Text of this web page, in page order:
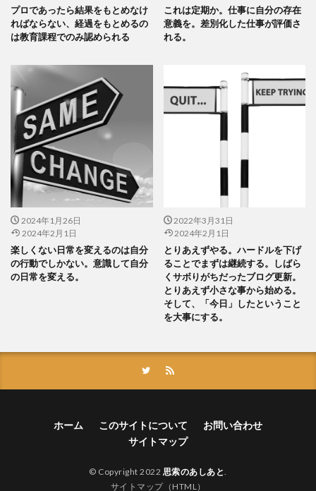
プロであったら結果をもとめなけ
ればならない、経過をもとめるの
は教育課程でのみ認められる
これは定期か。仕事に自分の存在
意義を。差別化した仕事が評価さ
れる。
2024年1月26日
2024年2月1日
楽しくない日常を変えるのは自分
の行動でしかない。意識して自分
の日常を変える。
2022年3月31日
2024年2月1日
とりあえずやる。ハードルを下げ
ることでまずは継続する。しばら
くサボりがちだったブログ更新。
とりあえず小さな事から始める。
そして、「今日」したということ
を大事にする。
ホーム このサイトについて
お問い合わせ
サイトマップ
© Copyright 2022 思索のあしあと
サイトマップ（HTML）